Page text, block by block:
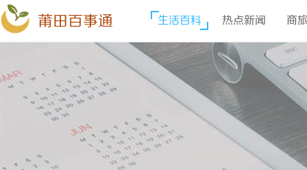
莆田百事通 生活百科 热点新闻 商